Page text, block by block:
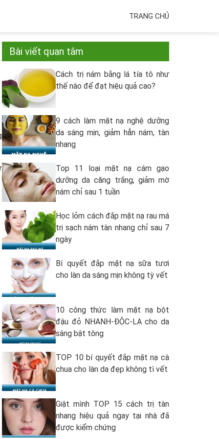
TRANG CHỦ
Bài viết quan tâm
Cách trị nám bằng lá tía tô như
thế nào để đạt hiệu quả cao?
9 cách làm mặt nạ nghệ dưỡng
da sáng mịn, giảm hẳn nám, tàn
nhang
Top 11 loại mặt nạ cám gạo
dưỡng da căng trắng, giảm mờ
nám chỉ sau 1 tuần
Học lỏm cách đắp mặt nạ rau má
trị sạch nám tàn nhang chỉ sau 7
ngày
Bí quyết đắp mặt nạ sữa tươi
cho làn da sáng mịn không tỳ vết
10 công thức làm mặt nạ bột
đậu đỏ NHANH-ĐỘC-LẠ cho da
sáng bật tông
TOP 10 bí quyết đắp mặt nạ cà
chua cho làn da đẹp không tì vết
Giật mình TOP 15 cách trị tàn
nhang hiệu quả ngay tại nhà đã
được kiểm chứng